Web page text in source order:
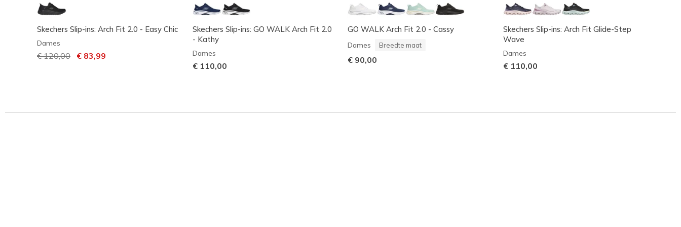
Skechers Slip-ins: Arch Fit 2.0 - Easy Chic
Dames
Prijs verlaagd van
€ 120,00 naar
€ 83,99
Skechers Slip-ins: GO WALK Arch Fit 2.0
- Kathy
Dames
€ 110,00
GO WALK Arch Fit 2.0 - Cassy
Dames Breedte maat
€ 90,00
Skechers Slip-ins: Arch Fit Glide-Step
Wave
Dames
€ 110,00